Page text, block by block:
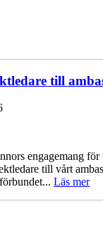
till
engagemang för
till vårt
Läs mer